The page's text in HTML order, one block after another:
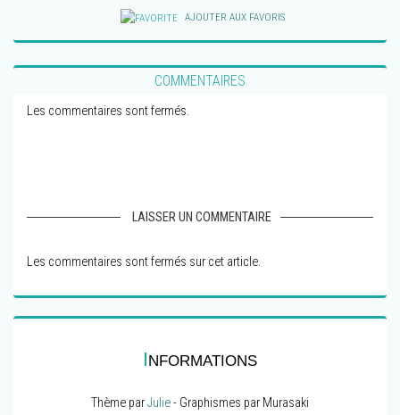
AJOUTER AUX FAVORIS
COMMENTAIRES
Les commentaires sont fermés.
LAISSER UN COMMENTAIRE
Les commentaires sont fermés sur cet article.
INFORMATIONS
Thème parJulie- Graphismes par Murasaki